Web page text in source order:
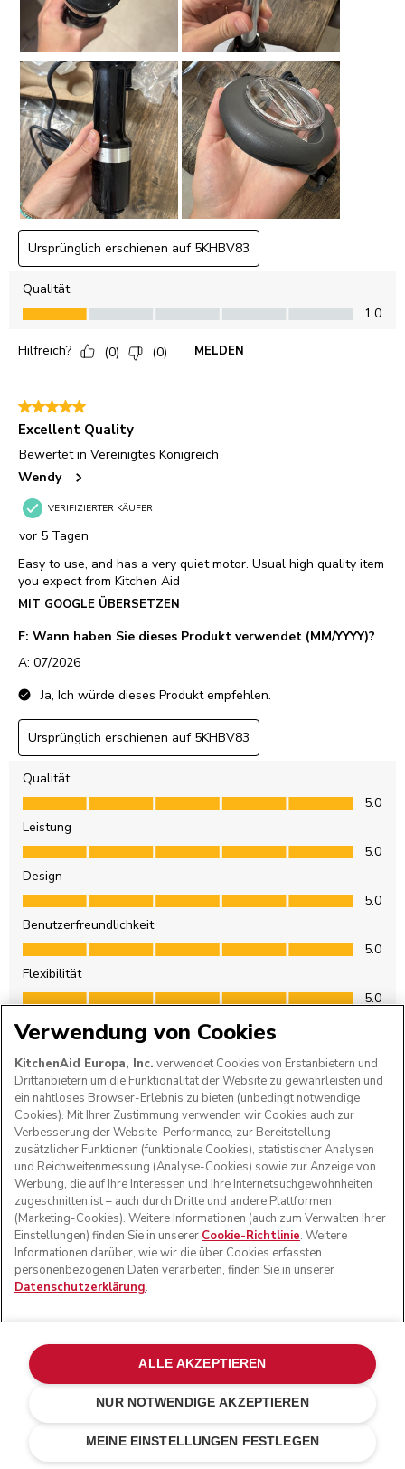
€ 134,25 Kosten einsparen€ 44,75
Verwendung von Cookies
KitchenAid Europa, Inc. verwendet Cookies von Erstanbietern und
Drittanbietern um die Funktionalität der Website zu gewährleisten und
ein nahtloses Browser-Erlebnis zu bieten (unbedingt notwendige
Cookies). Mit Ihrer Zustimmung verwenden wir Cookies auch zur
Verbesserung der Website-Performance, zur Bereitstellung
zusätzlicher Funktionen (funktionale Cookies), statistischer Analysen
und Reichweitenmessung (Analyse-Cookies) sowie zur Anzeige von
Werbung, die auf Ihre Interessen und Ihre Internetsuchgewohnheiten
zugeschnitten ist – auch durch Dritte und andere Plattformen
(Marketing-Cookies). Weitere Informationen (auch zum Verwalten Ihrer
Einstellungen) finden Sie in unserer Cookie-Richtlinie. Weitere
Informationen darüber, wie wir die über Cookies erfassten
personenbezogenen Daten verarbeiten, finden Sie in unserer
Datenschutzerklärung.
MEINE EINSTELLUNGEN FESTLEGEN
NUR NOTWENDIGE AKZEPTIEREN
ALLE AKZEPTIEREN